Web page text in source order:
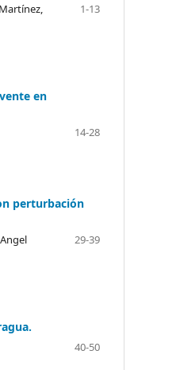
1-13
en
14-28
perturbación
29-39
40-50